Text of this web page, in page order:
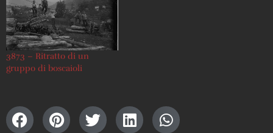
3873 – Ritratto di un
gruppo di boscaioli